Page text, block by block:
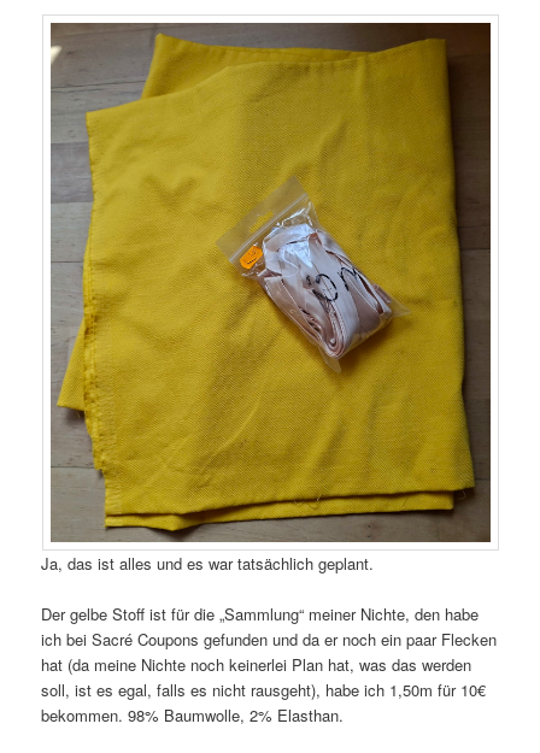
Ja, das ist alles und es war tatsächlich geplant.
Der gelbe Stoff ist für die „Sammlung“ meiner Nichte, den habe
ich bei Sacré Coupons gefunden und da er noch ein paar Flecken
hat (da meine Nichte noch keinerlei Plan hat, was das werden
soll, ist es egal, falls es nicht rausgeht), habe ich 1,50m für 10€
bekommen. 98% Baumwolle, 2% Elasthan.